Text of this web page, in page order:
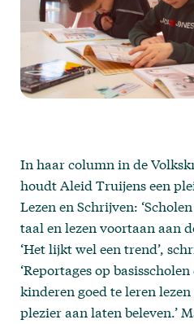
In haar column in de
houdt Aleid Truijens een
Lezen en Schrijven:
taal en lezen voortaan aan
‘Het lijkt wel een trend’,
‘Reportages op
kinderen goed te leren
plezier aan laten beleven.’